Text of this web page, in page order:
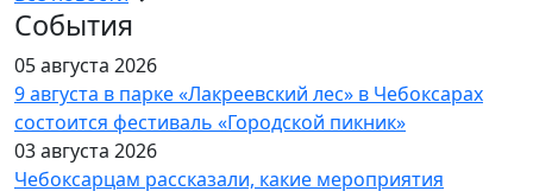
События
05 августа 2026
9 августа в парке «Лакреевский лес» в Чебоксарах
состоится фестиваль «Городской пикник»
03 августа 2026
Чебоксарцам рассказали, какие мероприятия